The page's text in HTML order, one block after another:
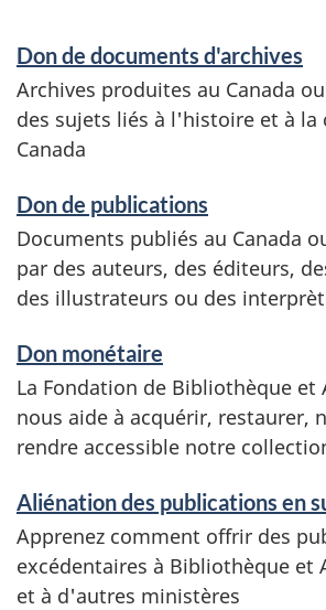
D
o
n
d
o
r
m
a
t
s
Don de documents d'archives
Archives produites au Canada
des sujets liés à l'histoire et à la
Canada
Don de publications
Documents publiés au Canada
par des auteurs, des éditeurs,
des illustrateurs ou des
Don monétaire
La Fondation de Bibliothèque et
nous aide à acquérir, restaurer,
rendre accessible notre
Aliénation des publications en
Apprenez comment offrir des
excédentaires à Bibliothèque et
et à d'autres ministères